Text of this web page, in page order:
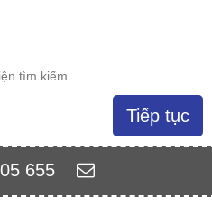
tìm kiếm.
Tiếp tục
655